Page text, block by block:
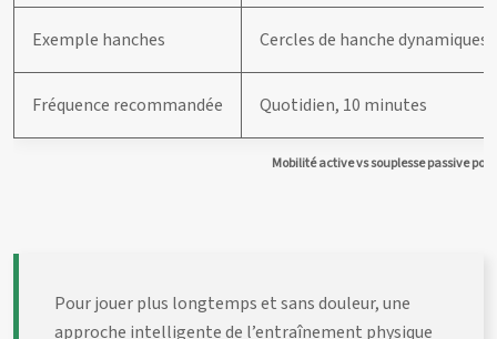
Mobilité active vs souplesse passive
Exemple hanches Cercles de hanche dynamiques
Fréquence recommandée Quotidien, 10 minutes
Pour jouer plus longtemps et sans douleur, une
approche intelligente de l’entraînement physique